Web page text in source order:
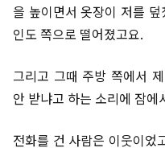
을 높이면서 옷장이 저를
인도 쪽으로 떨어졌고요.
그리고 그때 주방 쪽에서
안 받냐고 하는 소리에 잠에
전화를 건 사람은 이웃이었